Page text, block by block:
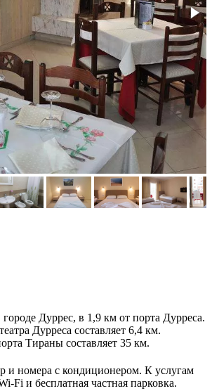
Дуррес, в 1,9 км от порта Дурреса.
Дурреса составляет 6,4 км.
Тираны составляет 35 км.
и номера с кондиционером. К услугам
Fi и бесплатная частная парковка.